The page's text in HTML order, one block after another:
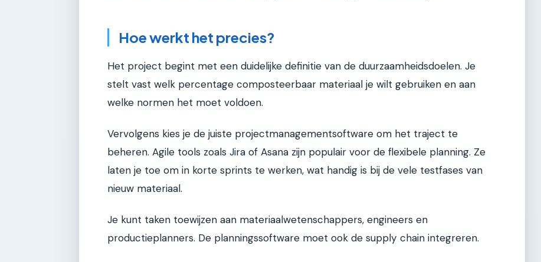
Hoe werkt het precies?
Het project begint met een duidelijke definitie van de duurzaamheidsdoelen. Je
stelt vast welk percentage composteerbaar materiaal je wilt gebruiken en aan
welke normen het moet voldoen.
Vervolgens kies je de juiste projectmanagementsoftware om het traject te
beheren. Agile tools zoals Jira of Asana zijn populair voor de flexibele planning. Ze
laten je toe om in korte sprints te werken, wat handig is bij de vele testfases van
nieuw materiaal.
Je kunt taken toewijzen aan materiaalwetenschappers, engineers en
productieplanners. De planningssoftware moet ook de supply chain integreren.